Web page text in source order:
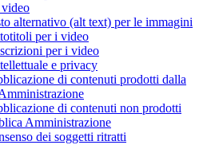
alternativo (alt text) per le immagini
per i video
per i video
e privacy
di contenuti prodotti dalla
di contenuti non prodotti
Amministrazione
dei soggetti ritratti